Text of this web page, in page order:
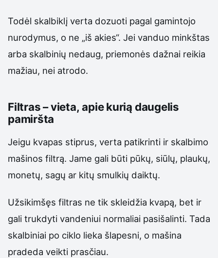
Todėl skalbiklį verta dozuoti pagal gamintojo
nurodymus, o ne „iš akies“. Jei vanduo minkštas
arba skalbinių nedaug, priemonės dažnai reikia
mažiau, nei atrodo.
Filtras – vieta, apie kurią daugelis
pamiršta
Jeigu kvapas stiprus, verta patikrinti ir skalbimo
mašinos filtrą. Jame gali būti pūkų, siūlų, plaukų,
monetų, sagų ar kitų smulkių daiktų.
Užsikimšęs filtras ne tik skleidžia kvapą, bet ir
gali trukdyti vandeniui normaliai pasišalinti. Tada
skalbiniai po ciklo lieka šlapesni, o mašina
pradeda veikti prasčiau.